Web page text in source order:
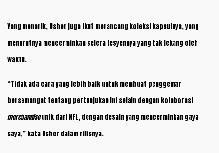
Yang menarik, Usher juga ikut merancang koleksi kapsulnya, yang
menurutnya mencerminkan selera fesyennya yang tak lekang oleh
waktu.
“Tidak ada cara yang lebih baik untuk membuat penggemar
bersemangat tentang pertunjukan ini selain dengan kolaborasi
merchandiseunik dari NFL, dengan desain yang mencerminkan gaya
saya,” kata Usher dalam rilisnya.